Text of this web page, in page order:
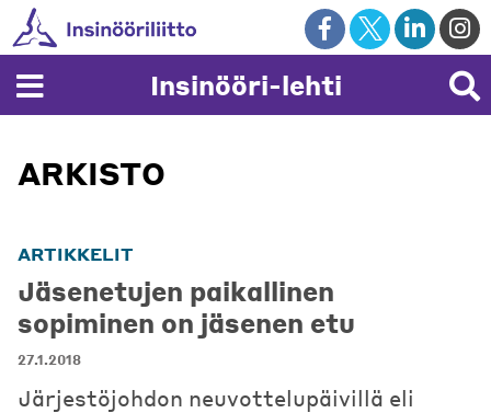
Skip
to
content
Insinööri-lehti
ARKISTO
ARTIKKELIT
Jäsenetujen paikallinen
sopiminen on jäsenen etu
27.1.2018
Järjestöjohdon neuvottelupäivillä eli